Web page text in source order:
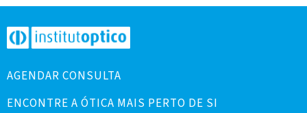
AGENDAR CONSULTA
ENCONTRE A ÓTICA MAIS PERTO DE SI